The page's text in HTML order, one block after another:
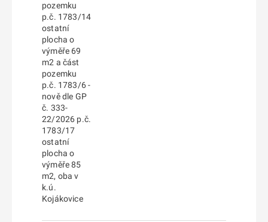
pozemku
p.č. 1783/14
ostatní
plocha o
výměře 69
m2 a část
pozemku
p.č. 1783/6 -
nově dle GP
č. 333-
22/2026 p.č.
1783/17
ostatní
plocha o
výměře 85
m2, oba v
k.ú.
Kojákovice